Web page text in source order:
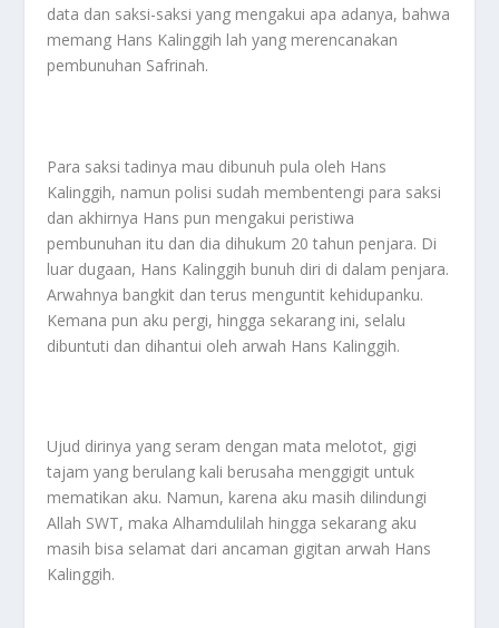
data dan saksi-saksi yang mengakui apa adanya, bahwa
memang Hans Kalinggih lah yang merencanakan
pembunuhan Safrinah.
Para saksi tadinya mau dibunuh pula oleh Hans
Kalinggih, namun polisi sudah membentengi para saksi
dan akhirnya Hans pun mengakui peristiwa
pembunuhan itu dan dia dihukum 20 tahun penjara. Di
luar dugaan, Hans Kalinggih bunuh diri di dalam penjara.
Arwahnya bangkit dan terus menguntit kehidupanku.
Kemana pun aku pergi, hingga sekarang ini, selalu
dibuntuti dan dihantui oleh arwah Hans Kalinggih.
Ujud dirinya yang seram dengan mata melotot, gigi
tajam yang berulang kali berusaha menggigit untuk
mematikan aku. Namun, karena aku masih dilindungi
Allah SWT, maka Alhamdulilah hingga sekarang aku
masih bisa selamat dari ancaman gigitan arwah Hans
Kalinggih.